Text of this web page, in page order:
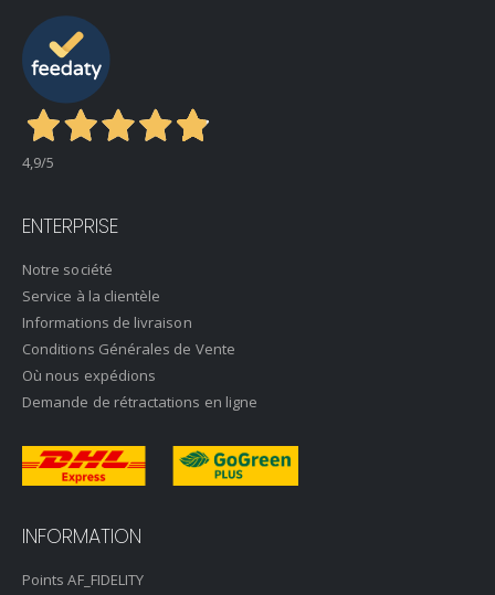
4,9/5
ENTERPRISE
Notre société
Service à la clientèle
Informations de livraison
Conditions Générales de Vente
Où nous expédions
Demande de rétractations en ligne
INFORMATION
Points AF_FIDELITY